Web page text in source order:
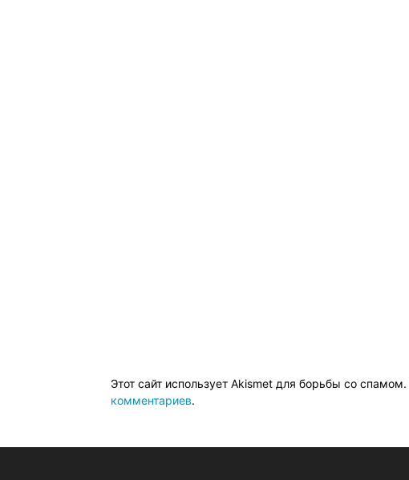
Этот сайт использует Akismet для борьбы со спамом.
комментариев.